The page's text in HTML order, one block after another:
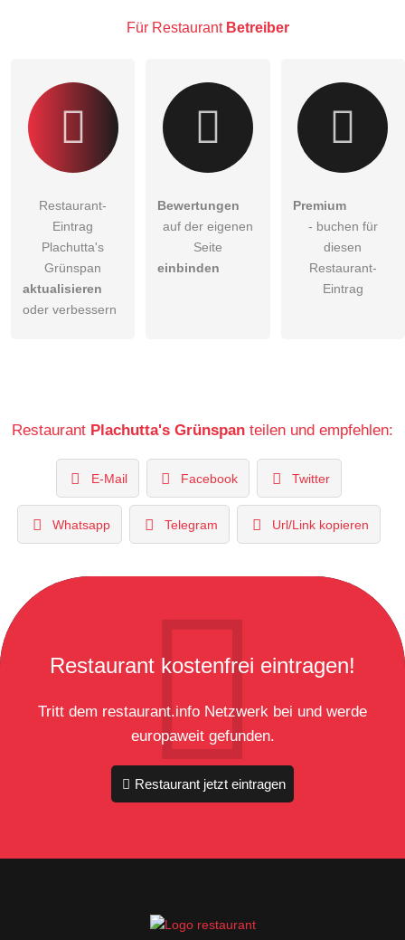
Klicken Sie hier um eineindividuelle Frage
Für Restaurant Betreiber
Restaurant-
Eintrag
Plachutta's
Grünspan
aktualisieren
oder verbessern
Bewertungen
auf der eigenen
Seite
einbinden
Premium
- buchen für
diesen
Restaurant-
Eintrag
Restaurant Plachutta's Grünspan teilen und empfehlen:
E-Mail Facebook Twitter
Whatsapp Telegram Url/Link kopieren
Restaurant kostenfrei eintragen!
Tritt dem restaurant.info Netzwerk bei und werde
europaweit gefunden.
Restaurant jetzt eintragen